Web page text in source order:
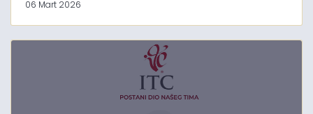
06 Mart 2026